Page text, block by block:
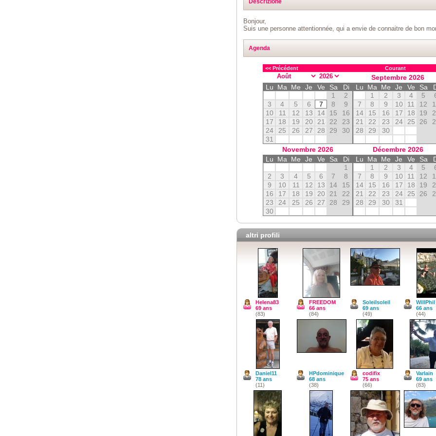
Bonjour,
Suis une personne attentionnée, qui a envie de connaitre de bon
Agenda
<< Précédent Courant
Lu Ma Me Je Ve Sa
Di
1
2
3
4 5 6 7 8
9
10
11 12 13 14 15
16
17
18 19 20 21 22
23
24
25 26 27 28 29
30
31
Septembre 2026
Lu
Ma Me Je Ve Sa
1
2 3 4 5
7
8 9 10 11 12
14
15 16 17 18 19
21
22 23 24 25 26
28
29 30
Novembre 2026
Lu
Ma Me Je Ve Sa
Di
1
2
3 4 5 6 7
8
9
10 11 12 13 14
15
16
17 18 19 20 21
22
23
24 25 26 27 28
29
30
Décembre 2026
Lu
Ma Me Je Ve Sa
1
2 3 4 5
7
8 9 10 11 12
14
15 16 17 18 19
21
22 23 24 25 26
28
29 30 31
altri profili
Helena83
69 ans
(83)
FREEDOM
66 ans
(84)
Soleilsoleil
69 ans
(49)
WillPhil
66 ans
(44)
Daniel11
78 ans
(11)
HPdominique
68 ans
(38)
codifix
75 ans
(66)
Varlain
69 ans
(83)